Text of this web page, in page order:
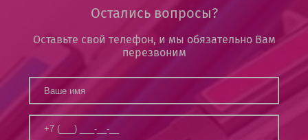
Остались вопросы?
Оставьте свой телефон, и мы обязательно Вам
перезвоним